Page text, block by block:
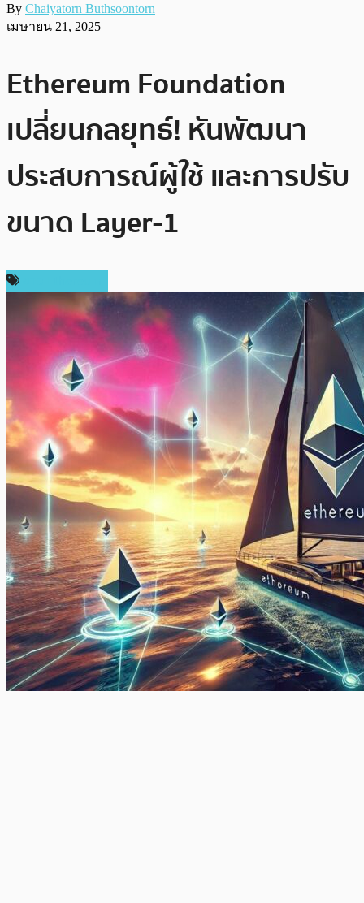
By Chaiyatorn Buthsoontorn
เมษายน 21, 2025
Ethereum Foundation
เปลี่ยนกลยุทธ์! หันพัฒนา
ประสบการณ์ผู้ใช้ และการปรับ
ขนาด Layer-1